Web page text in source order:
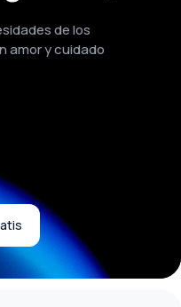
de los
amor y cuidado